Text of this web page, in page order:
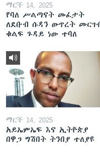
ማርች 14, 2025
የባለ ሥልጣናት መፈታት
ለደቡብ ሱዳን ውጥረት
ቁልፍ ጉዳይ ነው ተባለ
ማርች 14, 2025
አይኤምኤፍ እና ኢትዮጵያ
በዋጋ ግሽበት ትንበያ ተለያዩ